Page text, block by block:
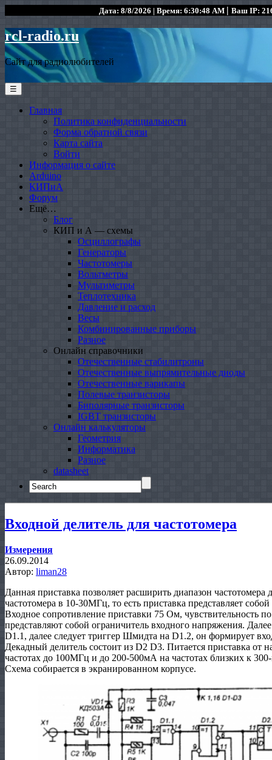
Дата: 8/8/2026 | Время: 6:30:48 AM | Ваш IP:
rcl-radio.ru
Сайт для радиолюбителей
☰
Главная
Политика конфиденциальности
Форма обратной связи
Карта сайта
Войти
Информация о сайте
Arduino
КИПиА
Форум
Ещё…
Блог
КИП и А — схемы
Осциллографы
Генераторы
Частотомеры
Вольтметры
Мультиметры
Теплотехника
Давление и расход
Весы
Комбинированные приборы
Разное
Онлайн справочники
Отечественные стабилитроны
Отечественные выпрямительные диоды
Отечественные варикапы
Полевые транзисторы
Биполярные транзисторы
IGBT транзисторы
Онлайн калькуляторы
Геометрия
Информатика
Разное
datasheet
Search
for:
Входной делитель для частотомера
Измерения
26.09.2014
Автор: liman28
Данная приставка позволяет расширить диапазон
частотомера в 10-30МГц, то есть приставка представляет
Входное сопротивление приставки 75 Ом, чувствительность
представляют собой ограничитель входного напряжения.
D1.1, далее следует триггер Шмидта на D1.2, он формирует
Декадный делитель состоит из D2 D3. Питается приставка от
частотах до 100МГц и до 200-500мА на частотах близких к
Схема собирается в экранированном корпусе.